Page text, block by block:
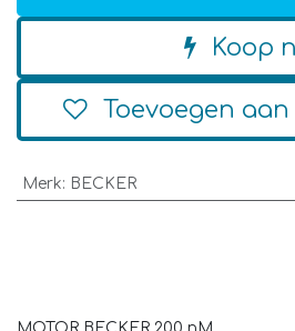
Koop
Toevoegen
Merk: BECKER